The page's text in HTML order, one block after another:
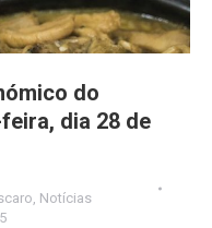
do
dia 28 de
, Notícias